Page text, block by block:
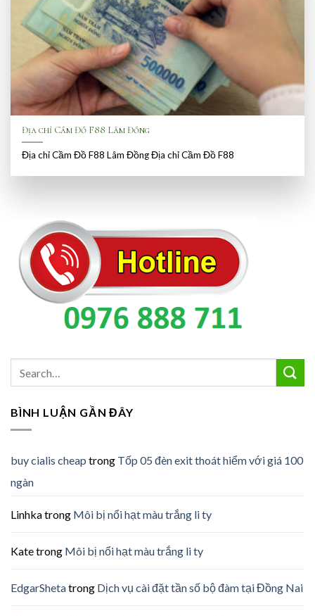
Địa chỉ Cầm Đồ F88 Lâm Đồng
Địa chỉ Cầm Đồ F88 Lâm Đồng Địa chỉ Cầm Đồ F88
BÌNH LUẬN GẦN ĐÂY
buy cialis cheap trong Tốp 05 đèn exit thoát hiểm với giá 100
ngàn
Linhkatrong Môi bị nổi hạt màu trắng li ty
Katetrong Môi bị nổi hạt màu trắng li ty
EdgarShetatrong Dịch vụ cài đặt tần số bộ đàm tại Đồng Nai